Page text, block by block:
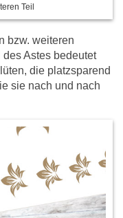
Teil
bzw. weiteren
Astes bedeutet
die platzsparend
sie nach und nach